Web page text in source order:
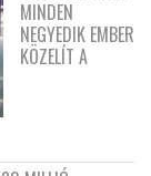
MINDEN
NEGYEDIK EMBER
KÖZELÍT A